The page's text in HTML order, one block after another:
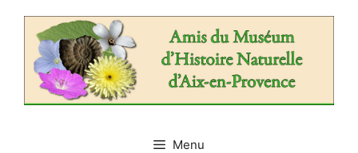
contenu
Menu